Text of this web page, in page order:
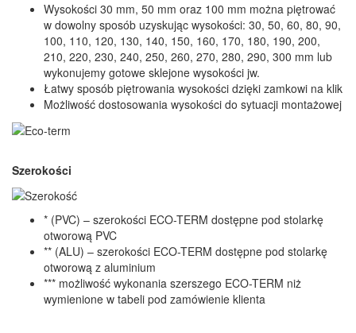
Wysokości 30 mm, 50 mm oraz 100 mm można piętrować
w dowolny sposób uzyskując wysokości: 30, 50, 60, 80, 90,
100, 110, 120, 130, 140, 150, 160, 170, 180, 190, 200,
210, 220, 230, 240, 250, 260, 270, 280, 290, 300 mm lub
wykonujemy gotowe sklejone wysokości jw.
Łatwy sposób piętrowania wysokości dzięki zamkowi na klik
Możliwość dostosowania wysokości do sytuacji montażowej
Szerokości
* (PVC) – szerokości ECO-TERM dostępne pod stolarkę
otworową PVC
** (ALU) – szerokości ECO-TERM dostępne pod stolarkę
otworową z aluminium
*** możliwość wykonania szerszego ECO-TERM niż
wymienione w tabeli pod zamówienie klienta